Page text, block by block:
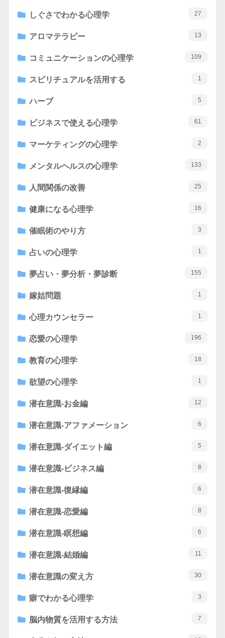
しぐさでわかる心理学 27
アロマテラピー 13
コミュニケーションの心理学 109
スピリチュアルを活用する 1
ハーブ 5
ビジネスで使える心理学 61
マーケティングの心理学 2
メンタルヘルスの心理学 133
人間関係の改善 25
健康になる心理学 16
催眠術のやり方 3
占いの心理学 1
夢占い・夢分析・夢診断 155
嫁姑問題 1
心理カウンセラー 1
恋愛の心理学 196
教育の心理学 18
欲望の心理学 1
潜在意識-お金編 12
潜在意識-アファメーション 6
潜在意識-ダイエット編 5
潜在意識-ビジネス編 8
潜在意識-復縁編 6
潜在意識-恋愛編 8
潜在意識-瞑想編 6
潜在意識-結婚編 11
潜在意識の変え方 30
癖でわかる心理学 3
脳内物質を活用する方法 7